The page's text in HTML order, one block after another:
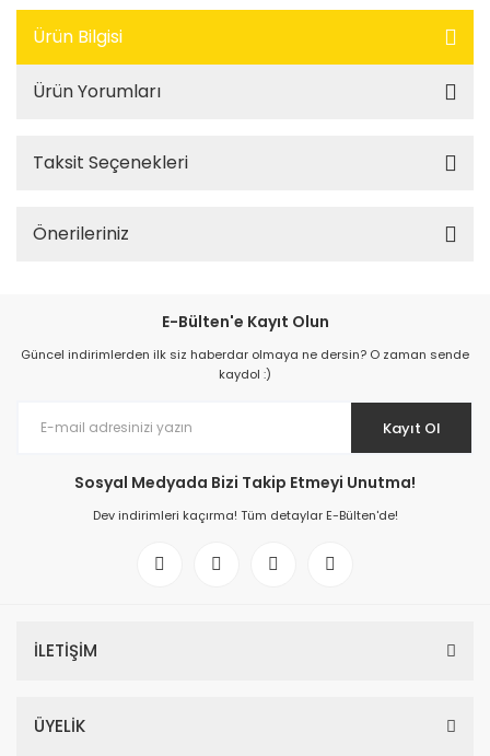
Ürün Bilgisi
Ürün Yorumları
Taksit Seçenekleri
Önerileriniz
E-Bülten'e Kayıt Olun
Güncel indirimlerden ilk siz haberdar olmaya ne dersin? O zaman sende
kaydol :)
Kayıt Ol
Sosyal Medyada Bizi Takip Etmeyi Unutma!
Dev indirimleri kaçırma! Tüm detaylar E-Bülten'de!
İLETİŞİM
ÜYELİK